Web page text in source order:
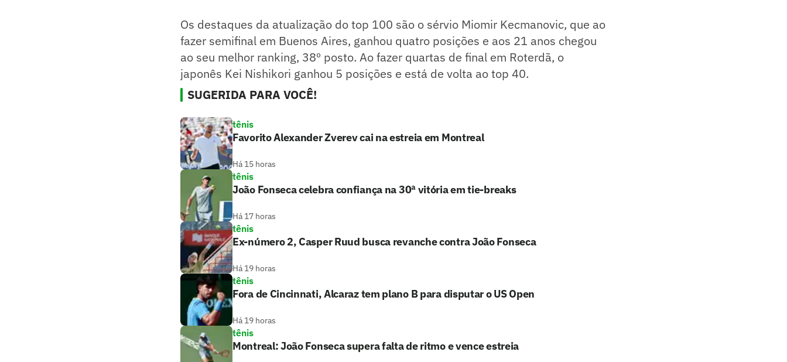
Os destaques da atualização do top 100 são o sérvio Miomir Kecmanovic, que ao
fazer semifinal em Buenos Aires, ganhou quatro posições e aos 21 anos chegou
ao seu melhor ranking, 38º posto. Ao fazer quartas de final em Roterdã, o
japonês Kei Nishikori ganhou 5 posições e está de volta ao top 40.
SUGERIDA PARA VOCÊ!
tênis
Favorito Alexander Zverev cai na estreia em Montreal
Há 15 horas
tênis
João Fonseca celebra confiança na 30ª vitória em tie-breaks
Há 17 horas
tênis
Ex-número 2, Casper Ruud busca revanche contra João Fonseca
Há 19 horas
tênis
Fora de Cincinnati, Alcaraz tem plano B para disputar o US Open
Há 19 horas
tênis
Montreal: João Fonseca supera falta de ritmo e vence estreia